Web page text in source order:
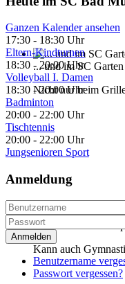
... und im SC
Nicht nur beim
... unsere Boule-
Kann auch
Ganzen Kalender ansehen
17:30 - 18:30 Uhr
Eltern-Kindturnen
18:30 - 20:00 Uhr
Volleyball I. Damen
18:30 -20:00 Uhr
Badminton
20:00 - 22:00 Uhr
Tischtennis
20:00 - 22:00 Uhr
Jungsenioren Sport
Anmeldung
Anmelden
Benutzername
Passwort vergessen?